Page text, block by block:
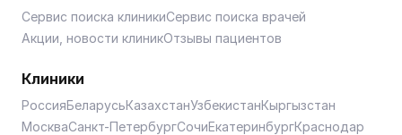
Сервис поиска клиникиСервис поиска врачей
Акции, новости клиникОтзывы пациентов
Клиники
РоссияБеларусьКазахстанУзбекистанКыргызстан
МоскваСанкт-ПетербургСочиЕкатеринбургКраснодар